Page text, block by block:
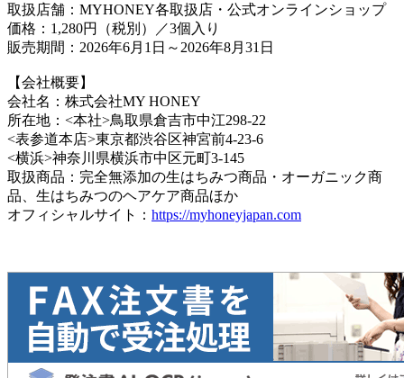
取扱店舗：MYHONEY各取扱店・公式オンラインショップ
価格：1,280円（税別）／3個入り
販売期間：2026年6月1日～2026年8月31日
【会社概要】
会社名：株式会社MY HONEY
所在地：<本社>鳥取県倉吉市中江298-22
<表参道本店>東京都渋谷区神宮前4-23-6
<横浜>神奈川県横浜市中区元町3-145
取扱商品：完全無添加の生はちみつ商品・オーガニック商
品、生はちみつのヘアケア商品ほか
オフィシャルサイト： https://myhoneyjapan.com